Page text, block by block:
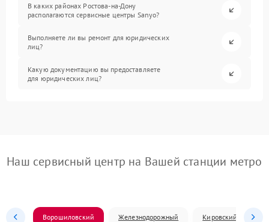
В каких районах Ростова-на-Дону
располагаются сервисные центры Sanyo?
Выполняете ли вы ремонт для юридических
лиц?
Какую документацию вы предоставляете
для юридических лиц?
Наш сервисный центр на Вашей станции метро
Ворошиловский Железнодорожный Кировский